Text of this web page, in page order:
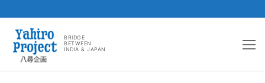
BRIDGE
BETWEEN
INDIA & JAPAN